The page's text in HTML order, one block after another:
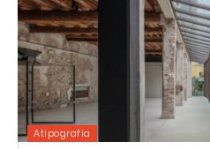
Atipografia